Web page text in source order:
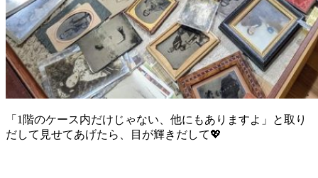
「1階のケース内だけじゃない、他にもありますよ」と取り
だして見せてあげたら、目が輝きだして💖